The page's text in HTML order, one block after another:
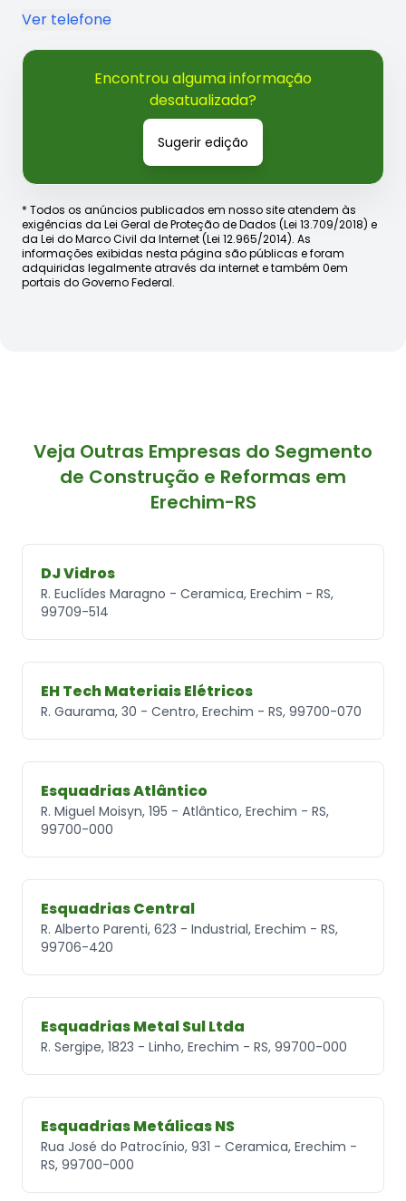
Ver telefone
Encontrou alguma informação
desatualizada?
Sugerir edição
* Todos os anúncios publicados em nosso site atendem às
exigências da Lei Geral de Proteção de Dados (Lei 13.709/2018) e
da Lei do Marco Civil da Internet (Lei 12.965/2014). As
informações exibidas nesta página são públicas e foram
adquiridas legalmente através da internet e também 0em
portais do Governo Federal.
Veja Outras Empresas do Segmento
de Construção e Reformas em
Erechim-RS
DJ Vidros
R. Euclídes Maragno - Ceramica, Erechim - RS,
99709-514
EH Tech Materiais Elétricos
R. Gaurama, 30 - Centro, Erechim - RS, 99700-070
Esquadrias Atlântico
R. Miguel Moisyn, 195 - Atlântico, Erechim - RS,
99700-000
Esquadrias Central
R. Alberto Parenti, 623 - Industrial, Erechim - RS,
99706-420
Esquadrias Metal Sul Ltda
R. Sergipe, 1823 - Linho, Erechim - RS, 99700-000
Esquadrias Metálicas NS
Rua José do Patrocínio, 931 - Ceramica, Erechim -
RS, 99700-000